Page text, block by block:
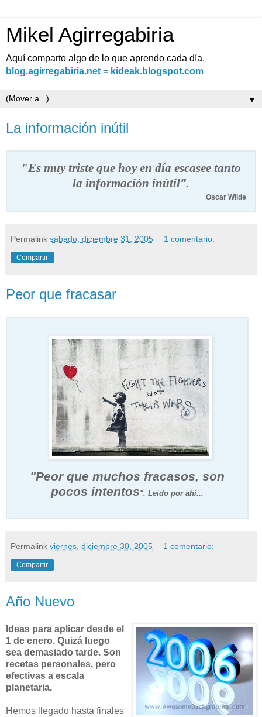
Mikel Agirregabiria
Aquí comparto algo de lo que aprendo cada día.
blog.agirregabiria.net = kideak.blogspot.com
▼
La información inútil
"Es muy triste que hoy en día escasee tanto
la información inútil".
Oscar Wilde
Permalink sábado, diciembre 31, 2005 1 comentario:
Compartir
Peor que fracasar
"Peor que muchos fracasos, son
pocos intentos". Leído por ahí...
Permalink viernes, diciembre 30, 2005 1 comentario:
Compartir
Año Nuevo
Ideas para aplicar desde el
1 de enero. Quizá luego
sea demasiado tarde. Son
recetas personales, pero
efectivas a escala
planetaria.
Hemos llegado hasta finales